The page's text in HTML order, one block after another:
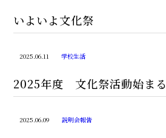
いよいよ文化祭
2025.06.11 学校生活
2025年度 文化祭活動始まる
2025.06.09 説明会報告